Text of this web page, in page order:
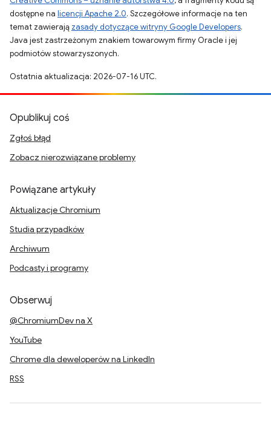
dostępne na licencji Apache 2.0. Szczegółowe informacje na ten
temat zawierają zasady dotyczące witryny Google Developers.
Java jest zastrzeżonym znakiem towarowym firmy Oracle i jej
podmiotów stowarzyszonych.
Ostatnia aktualizacja: 2026-07-16 UTC.
Opublikuj coś
Zgłoś błąd
Zobacz nierozwiązane problemy
Powiązane artykuły
Aktualizacje Chromium
Studia przypadków
Archiwum
Podcasty i programy
Obserwuj
@ChromiumDev na X
YouTube
Chrome dla deweloperów na LinkedIn
RSS